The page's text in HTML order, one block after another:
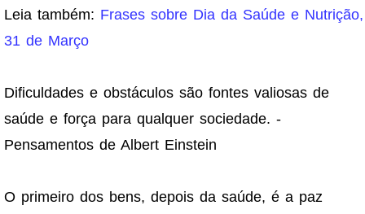
Leia também: Frases sobre Dia da Saúde e Nutrição,
31 de Março
Dificuldades e obstáculos são fontes valiosas de
saúde e força para qualquer sociedade. -
Pensamentos de Albert Einstein
O primeiro dos bens, depois da saúde, é a paz